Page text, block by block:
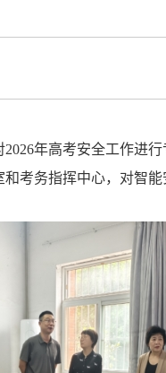
2026年高考安全工作进行
考务指挥中心，对智